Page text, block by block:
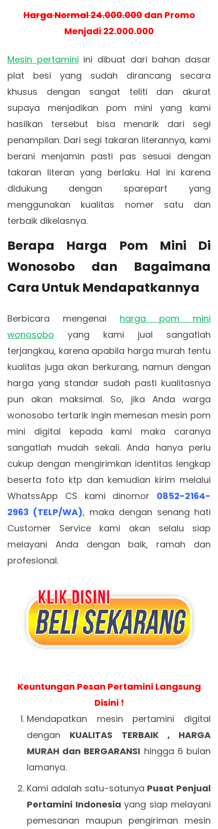
Harga Normal 24.000.000dan Promo
Menjadi 22.000.000
Mesin pertamini ini dibuat dari bahan dasar
plat besi yang sudah dirancang secara
khusus dengan sangat teliti dan akurat
supaya menjadikan pom mini yang kami
hasilkan tersebut bisa menarik dari segi
penampilan. Dari segi takaran literannya, kami
berani menjamin pasti pas sesuai dengan
takaran literan yang berlaku. Hal ini karena
didukung dengan sparepart yang
menggunakan kualitas nomer satu dan
terbaik dikelasnya.
Berapa Harga Pom Mini Di
Wonosobo dan Bagaimana
Cara Untuk Mendapatkannya
Berbicara mengenai harga pom mini
wonosobo yang kami jual sangatlah
terjangkau, karena apabila harga murah tentu
kualitas juga akan berkurang, namun dengan
harga yang standar sudah pasti kualitasnya
pun akan maksimal. So, jika Anda warga
wonosobo tertarik ingin memesan mesin pom
mini digital kepada kami maka caranya
sangatlah mudah sekali. Anda hanya perlu
cukup dengan mengirimkan identitas lengkap
beserta foto ktp dan kemudian kirim melalui
WhatssApp CS kami dinomor 0852-2164-
2963 (TELP/WA), maka dengan senang hati
Customer Service kami akan selalu siap
melayani Anda dengan baik, ramah dan
profesional.
Keuntungan Pesan Pertamini Langsung
Disini !
Mendapatkan mesin pertamini digital
dengan KUALITAS TERBAIK , HARGA
MURAH dan BERGARANSI hingga 6 bulan
lamanya.
Kami adalah satu-satunya Pusat Penjual
Pertamini Indonesia yang siap melayani
pemesanan maupun pengiriman mesin